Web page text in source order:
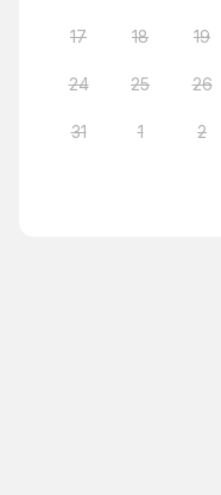
17 18 19
24 25 26
31 1 2